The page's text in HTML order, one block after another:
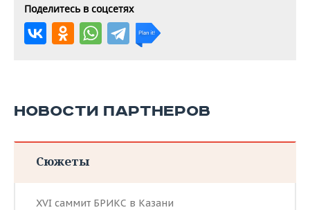
Поделитесь в соцсетях
НОВОСТИ ПАРТНЕРОВ
Сюжеты
XVI саммит БРИКС в Казани